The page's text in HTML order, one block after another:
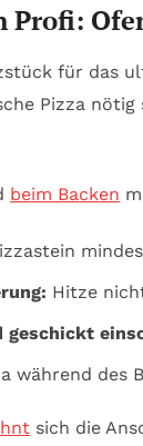
Profi:
für das
Pizza
beim Backen
Hitze
geschickt
während des
sich die